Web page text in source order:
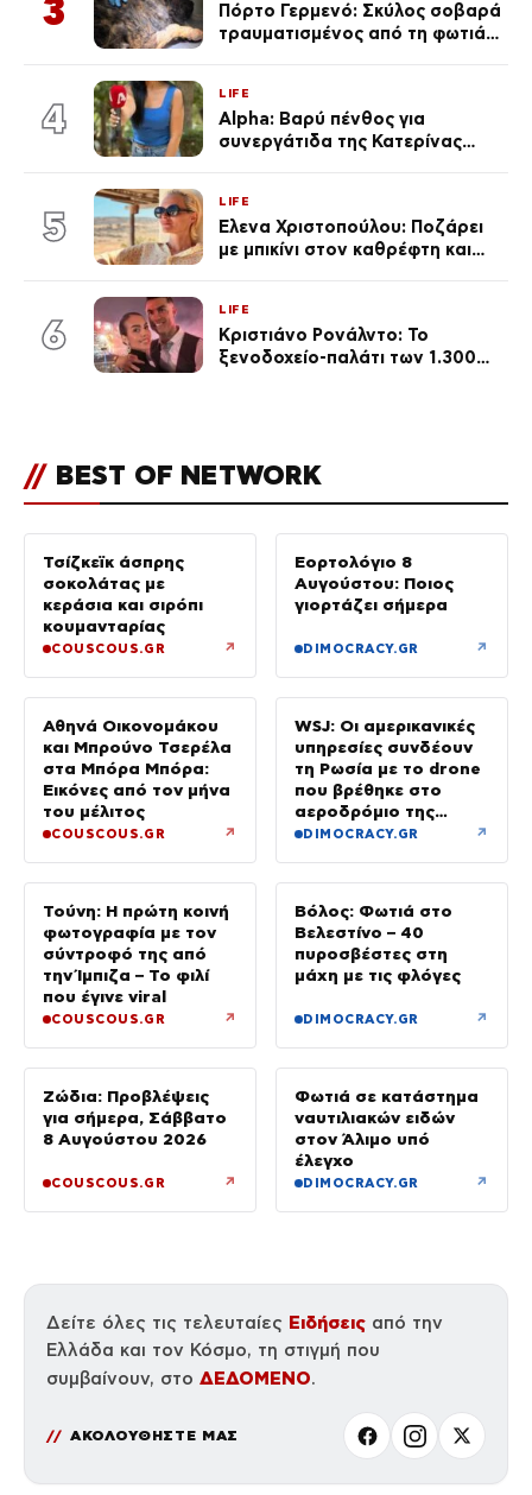
3
Πόρτο Γερμενό: Σκύλος σοβαρά
τραυματισμένος από τη φωτιά
4
LIFE
Alpha: Βαρύ πένθος για
συνεργάτιδα της Κατερίνας
του Θεού»
5
LIFE
Έλενα Χριστοπούλου: Ποζάρει
με μπικίνι στον καθρέφτη και
καθεμία…» (Βίντεο)
6
LIFE
Κριστιάνο Ρονάλντο: Το
ξενοδοχείο-παλάτι των 1.300
// BEST OF NETWORK
Τσίζκεϊκ άσπρης
σοκολάτας με
κεράσια και σιρόπι
κουμανταρίας
COUSCOUS.GR ↗
Εορτολόγιο 8
Αυγούστου: Ποιος
γιορτάζει σήμερα
DIMOCRACY.GR ↗
Αθηνά Οικονομάκου
και Μπρούνο Τσερέλα
στα Μπόρα Μπόρα:
Εικόνες από τον μήνα
του μέλιτος
COUSCOUS.GR ↗
WSJ: Οι αμερικανικές
υπηρεσίες συνδέουν
τη Ρωσία με το drone
που βρέθηκε στο
αεροδρόμιο της
Λειψίας
DIMOCRACY.GR ↗
Τούνη: Η πρώτη κοινή
φωτογραφία με τον
σύντροφό της από
την Ίμπιζα – Το φιλί
που έγινε viral
COUSCOUS.GR ↗
Βόλος: Φωτιά στο
Βελεστίνο – 40
πυροσβέστες στη
μάχη με τις φλόγες
DIMOCRACY.GR ↗
Ζώδια: Προβλέψεις
για σήμερα, Σάββατο
8 Αυγούστου 2026
COUSCOUS.GR ↗
Φωτιά σε κατάστημα
ναυτιλιακών ειδών
στον Άλιμο υπό
έλεγχο
DIMOCRACY.GR ↗
Δείτε όλες τις τελευταίες Ειδήσεις από την
Ελλάδα και τον Κόσμο, τη στιγμή που
συμβαίνουν, στο ΔΕΔΟΜΕΝΟ.
ΑΚΟΛΟΥΘΗΣΤΕ ΜΑΣ